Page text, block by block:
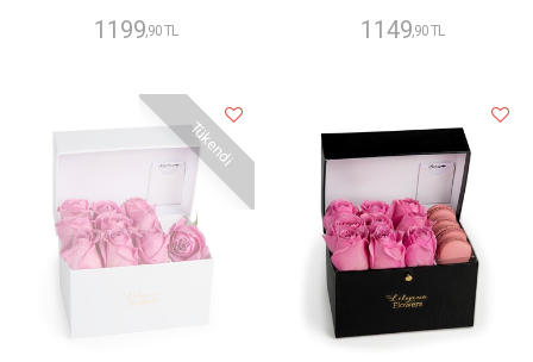
1199,90 TL 1149,90 TL
Tükendi